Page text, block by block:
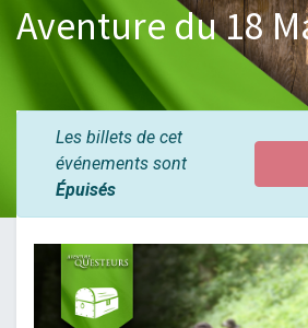
Aventure du 18
Les billets de cet
événements sont
Épuisés